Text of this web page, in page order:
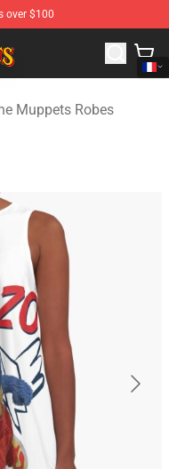
over $100
Muppets Merchandise
Muppets Robes